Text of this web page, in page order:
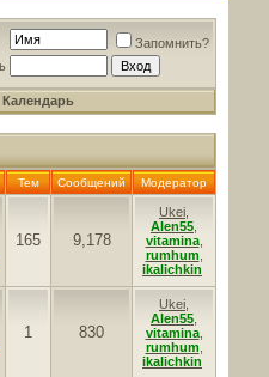
Запомнить?
Календарь
Тем Сообщений Модератор
165 9,178
Ukei
Alen55
vitamina,
rumhum
ikalichkin
1 830
Ukei
Alen55
vitamina,
rumhum
ikalichkin